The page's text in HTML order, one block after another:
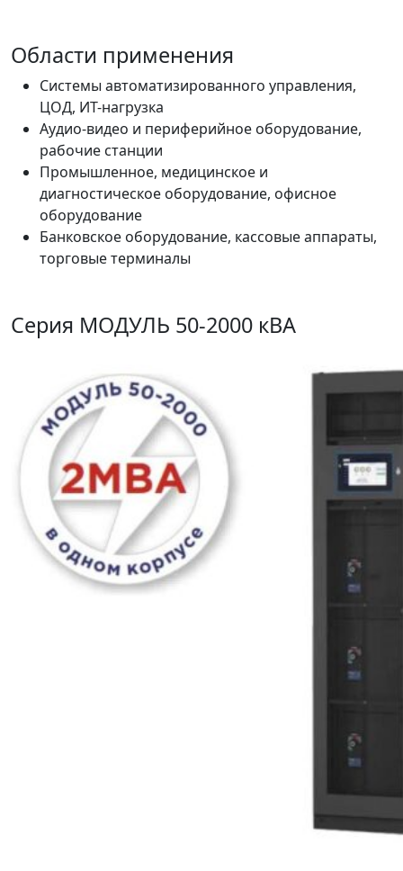
Области применения
Системы автоматизированного управления,
ЦОД, ИТ-нагрузка
Аудио-видео и периферийное оборудование,
рабочие станции
Промышленное, медицинское и
диагностическое оборудование, офисное
оборудование
Банковское оборудование, кассовые аппараты,
торговые терминалы
Серия МОДУЛЬ 50-2000 кВА